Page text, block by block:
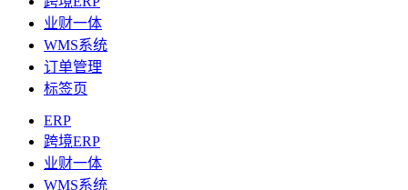
业财一体
WMS系统
订单管理
标签页
ERP
跨境ERP
业财一体
WMS系统